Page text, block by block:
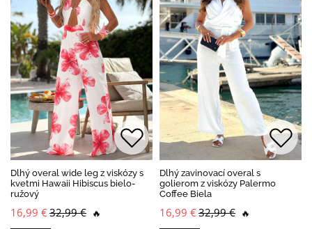
Dlhý overal wide leg z viskózy s
kvetmi Hawaii Hibiscus bielo-
ružový
16,99 €32,99 € 🔥
Dlhý zavinovací overal s
golierom z viskózy Palermo
Coffee Biela
16,99 €32,99 € 🔥